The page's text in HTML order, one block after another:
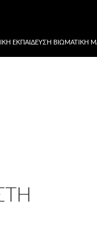
ΕΚΠΑΊΔΕΥΣΗ ΒΙΩΜΑΤΙΚΉ